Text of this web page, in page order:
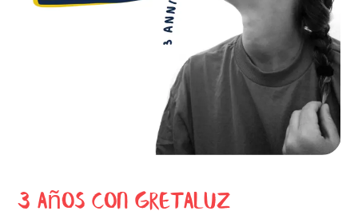
3 años con Gretaluz